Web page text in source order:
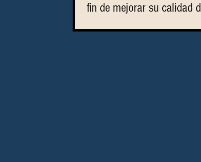
fin de mejorar su calidad